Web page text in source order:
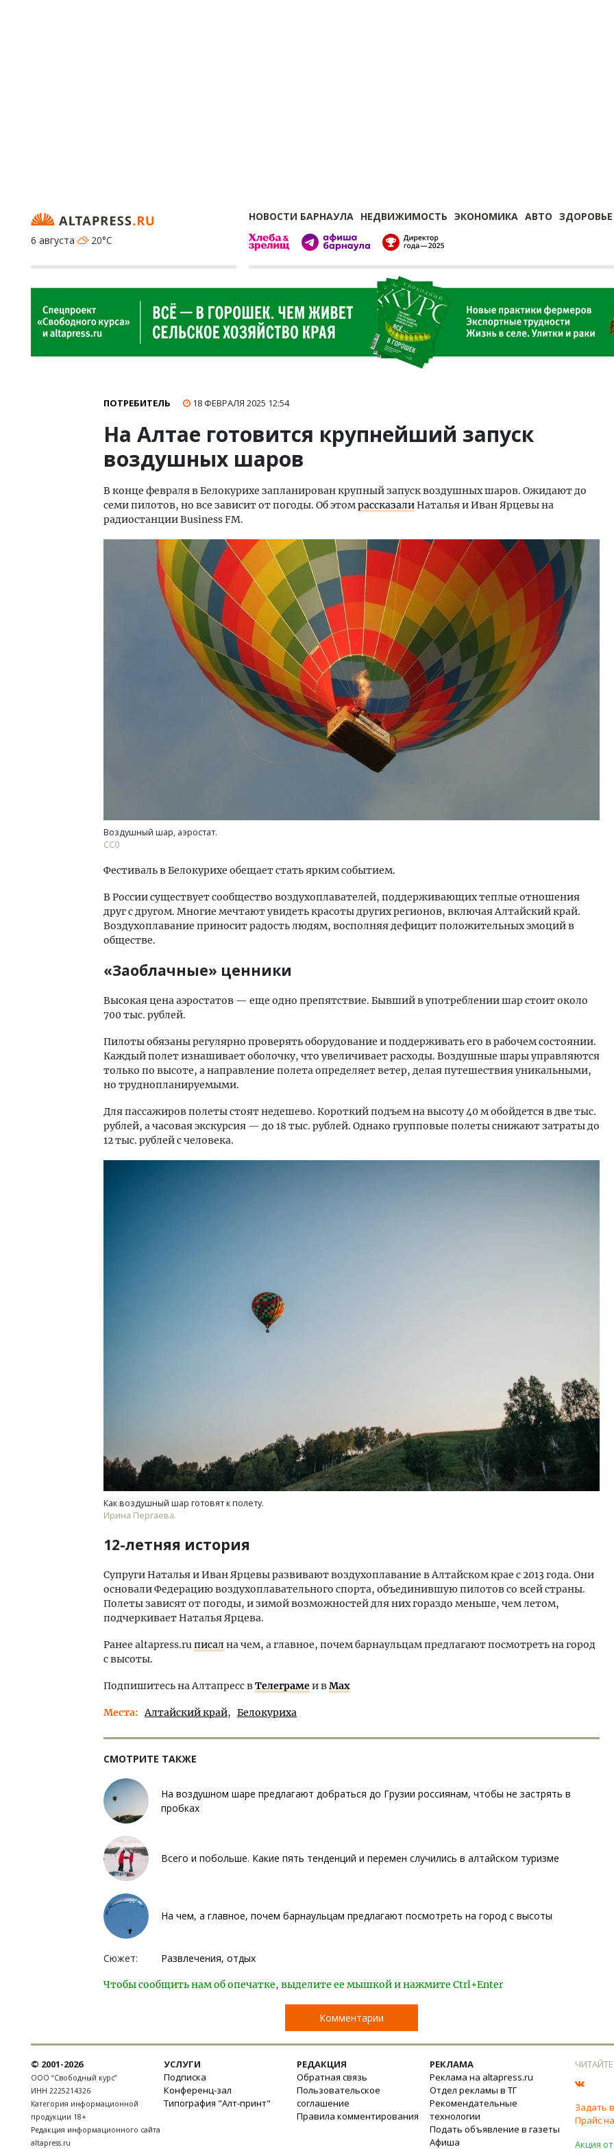
НОВОСТИ БАРНАУЛА НЕДВИЖИМОСТЬ ЭКОНОМИКА АВТО ЗДОРОВЬЕ
6 августа
20°C
ПОТРЕБИТЕЛЬ 18 ФЕВРАЛЯ 2025 12:54
На Алтае готовится крупнейший запуск
воздушных шаров
В конце февраля в Белокурихе запланирован крупный запуск воздушных шаров. Ожидают до
семи пилотов, но все зависит от погоды. Об этомрассказалиНаталья и Иван Ярцевы на
радиостанции Business FM.
Воздушный шар, аэростат.
СС0
Фестиваль в Белокурихе обещает стать ярким событием.
В России существует сообщество воздухоплавателей, поддерживающих теплые отношения
друг с другом. Многие мечтают увидеть красоты других регионов, включая Алтайский край.
Воздухоплавание приносит радость людям, восполняя дефицит положительных эмоций в
обществе.
«Заоблачные» ценники
Высокая цена аэростатов — еще одно препятствие. Бывший в употреблении шар стоит около
700 тыс. рублей.
Пилоты обязаны регулярно проверять оборудование и поддерживать его в рабочем состоянии.
Каждый полет изнашивает оболочку, что увеличивает расходы. Воздушные шары управляются
только по высоте, а направление полета определяет ветер, делая путешествия уникальными,
но труднопланируемыми.
Для пассажиров полеты стоят недешево. Короткий подъем на высоту 40 м обойдется в две тыс.
рублей, а часовая экскурсия — до 18 тыс. рублей. Однако групповые полеты снижают затраты до
12 тыс. рублей с человека.
Как воздушный шар готовят к полету.
Ирина Пергаева.
12-летняя история
Супруги Наталья и Иван Ярцевы развивают воздухоплавание в Алтайском крае с 2013 года. Они
основали Федерацию воздухоплавательного спорта, объединившую пилотов со всей страны.
Полеты зависят от погоды, и зимой возможностей для них гораздо меньше, чем летом,
подчеркивает Наталья Ярцева.
Ранее altapress.ruписална чем, а главное, почем барнаульцам предлагают посмотреть на город
с высоты.
Подпишитесь на Алтапресс вТелеграмеи вMax
Места Алтайский край Белокуриха
СМОТРИТЕ ТАКЖЕ
На воздушном шаре предлагают добраться до Грузии россиянам, чтобы не застрять в
пробках
Всего и побольше. Какие пять тенденций и перемен случились в алтайском туризме
На чем, а главное, почем барнаульцам предлагают посмотреть на город с высоты
Сюжет: Развлечения, отдых
Чтобы сообщить нам об опечатке, выделите ее мышкой и нажмите Ctrl+Enter
Комментарии
Смелость архитектурных идей.
Генеральный директор компании
ЗИАС — об эстетике городов,
трендах в фасадах и развитии рынка
© 2001-2026
ООО “Свободный курс”
ИНН 2225214326
Категория информационной
продукции 18+
Редакция информационного сайта
altapress.ru
УСЛУГИ
Подписка
Конференц-зал
Типография "Алт-принт"
РЕДАКЦИЯ
Обратная связь
Пользовательское
соглашение
Правила комментирования
РЕКЛАМА
Реклама на altapress.ru
Отдел рекламы в ТГ
Рекомендательные
технологии
Подать объявление в газеты
Афиша
Задать
Прайс
Акция